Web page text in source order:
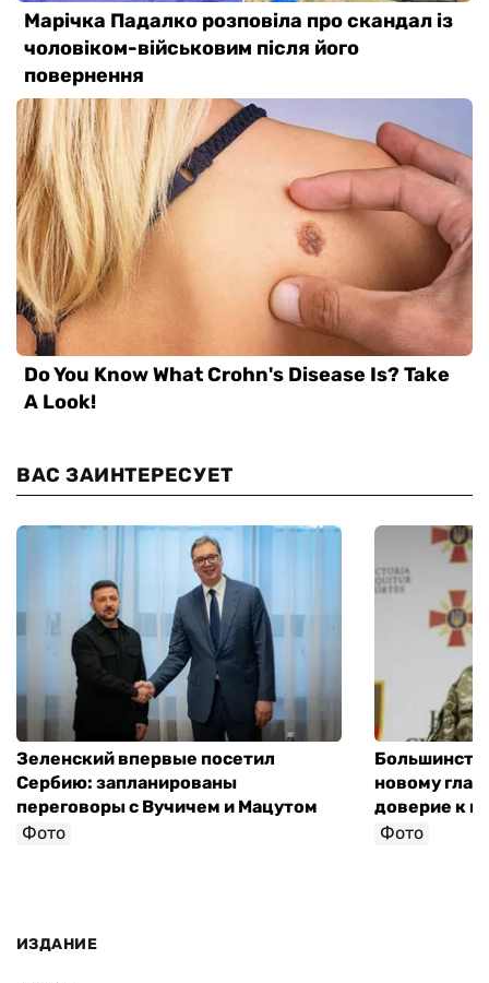
ВАС ЗАИНТЕРЕСУЕТ
Зеленский впервые посетил
Сербию: запланированы
переговоры с Вучичем и Мацутом
Фото
новому
доверие к
Фото
ИЗДАНИЕ